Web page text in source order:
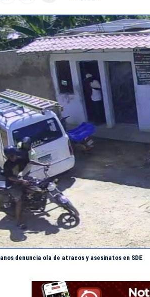
denuncia ola de atracos y asesinatos en SDE